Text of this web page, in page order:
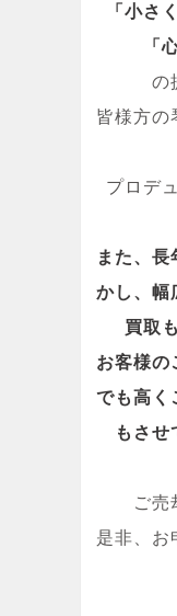
「小さ
「
の
皆様方の
プロデ
また、
かし、幅
買取
お客様の
でも高く
もさせ
ご売
是非、お